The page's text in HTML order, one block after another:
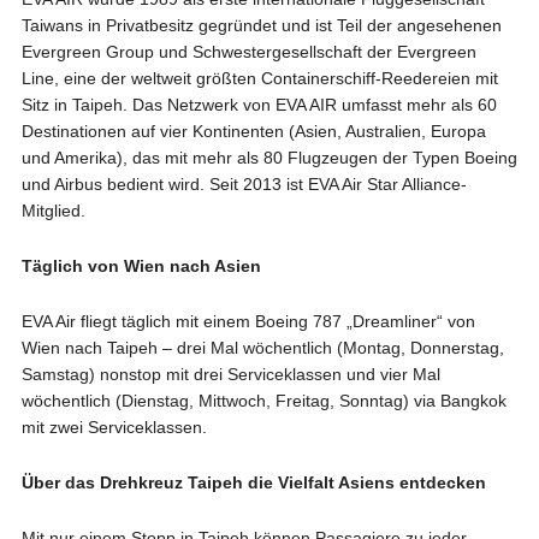
Taiwans in Privatbesitz gegründet und ist Teil der angesehenen
Evergreen Group und Schwestergesellschaft der Evergreen
Line, eine der weltweit größten Containerschiff-Reedereien mit
Sitz in Taipeh. Das Netzwerk von EVA AIR umfasst mehr als 60
Destinationen auf vier Kontinenten (Asien, Australien, Europa
und Amerika), das mit mehr als 80 Flugzeugen der Typen Boeing
und Airbus bedient wird. Seit 2013 ist EVA Air Star Alliance-
Mitglied.
Täglich von Wien nach Asien
EVA Air fliegt täglich mit einem Boeing 787 „Dreamliner“ von
Wien nach Taipeh – drei Mal wöchentlich (Montag, Donnerstag,
Samstag) nonstop mit drei Serviceklassen und vier Mal
wöchentlich (Dienstag, Mittwoch, Freitag, Sonntag) via Bangkok
mit zwei Serviceklassen.
Über das Drehkreuz Taipeh die Vielfalt Asiens entdecken